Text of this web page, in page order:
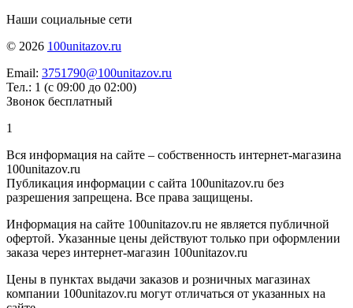
Наши социальные сети
© 2026 100unitazov.ru
Email: 3751790@100unitazov.ru
Тел.: 1 (с 09:00 до 02:00)
Звонок бесплатный
1
Вся информация на сайте – собственность интернет-магазина
100unitazov.ru
Публикация информации с сайта 100unitazov.ru без
разрешения запрещена. Все права защищены.
Информация на сайте 100unitazov.ru не является публичной
офертой. Указанные цены действуют только при оформлении
заказа через интернет-магазин 100unitazov.ru
Цены в пунктах выдачи заказов и розничных магазинах
компании 100unitazov.ru могут отличаться от указанных на